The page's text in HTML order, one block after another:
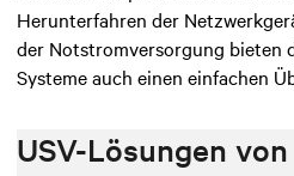
Herunterfahren der
der Notstromversorgung bieten
Systeme auch einen einfachen
USV-Lösungen